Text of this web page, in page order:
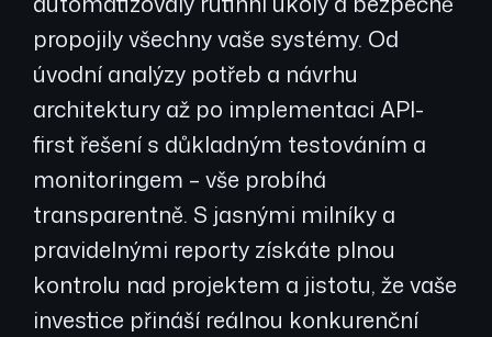
propojily všechny vaše systémy. Od
úvodní analýzy potřeb a návrhu
architektury až po implementaci API-
first řešení s důkladným testováním a
monitoringem – vše probíhá
transparentně. S jasnými milníky a
pravidelnými reporty získáte plnou
kontrolu nad projektem a jistotu, že vaše
investice přináší reálnou konkurenční